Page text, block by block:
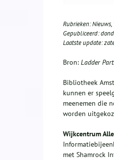
Rubrieken:Nieuws,
Gepubliceerd:
Laatste update:
Bron: Ladder
Bibliotheek
kunnen er
meenemen die
worden
Wijkcentrum
met Shamrock